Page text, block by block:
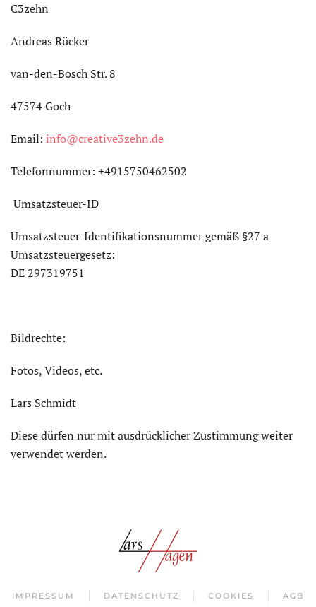
C3zehn
Andreas Rücker
van-den-Bosch Str. 8
47574 Goch
Email: info@creative3zehn.de
Telefonnummer: +4915750462502
Umsatzsteuer-ID
Umsatzsteuer-Identifikationsnummer gemäß §27 a
Umsatzsteuergesetz:
DE 297319751
Bildrechte:
Fotos, Videos, etc.
Lars Schmidt
Diese dürfen nur mit ausdrücklicher Zustimmung weiter
verwendet werden.
IMPRESSUM DATENSCHUTZ COOKIES AGB